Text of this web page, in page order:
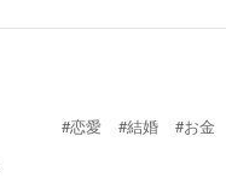
#恋愛
#結婚
#お金